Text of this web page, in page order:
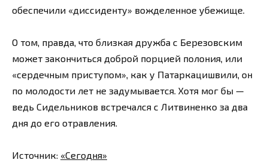
обеспечили «диссиденту» вожделенное убежище.
О том, правда, что близкая дружба с Березовским
может закончиться доброй порцией полония, или
«сердечным приступом», как у Патаркацишвили, он
по молодости лет не задумывается. Хотя мог бы —
ведь Сидельников встречался с Литвиненко за два
дня до его отравления.
Источник: «Сегодня»